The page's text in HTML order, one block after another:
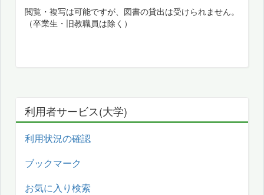
閲覧・複写は可能ですが、図書の貸出は受けられません。
（卒業生・旧教職員は除く）
利用者サービス(大学)
利用状況の確認
ブックマーク
お気に入り検索